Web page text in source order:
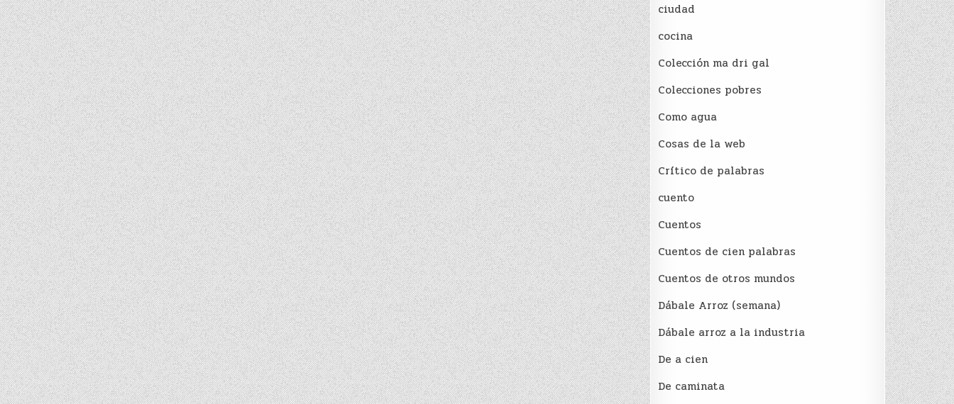
ciudad
cocina
Colección ma dri gal
Colecciones pobres
Como agua
Cosas de la web
Crítico de palabras
cuento
Cuentos
Cuentos de cien palabras
Cuentos de otros mundos
Dábale Arroz (semana)
Dábale arroz a la industria
De a cien
De caminata